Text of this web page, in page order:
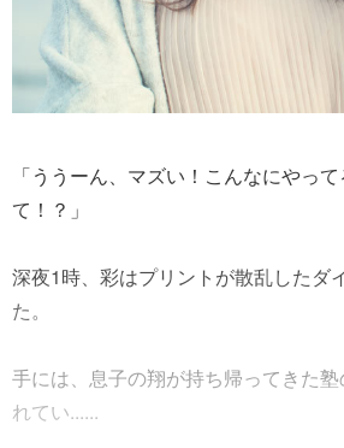
「ううーん、マズい！こんなにやっ
て！？」
深夜1時、彩はプリントが散乱したダ
た。
手には、息子の翔が持ち帰ってきた
れてい......